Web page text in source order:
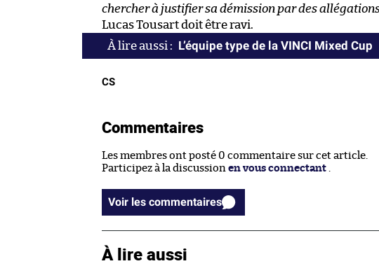
chercher à justifier sa démission par des
Lucas Tousart doit être ravi.
L’équipe type de la VINCI Mixed Cup
CS
Commentaires
Les membres ont posté 0 commentaire sur cet article.
Participez à la discussion en vous connectant .
Voir les commentaires
À lire aussi